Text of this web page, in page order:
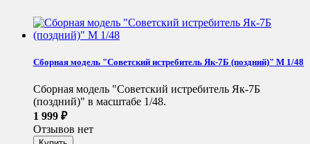
Сборная модель "Советский истребитель Як-7Б (поздний)" М 1/48
Сборная модель "Советский истребитель Як-7Б
(поздний)" в масштабе 1/48.
1 999 ₽
Отзывов нет